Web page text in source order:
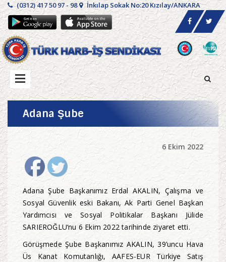
(0312) 417 50 97 - 98 İnkılap Sokak No:20 Kızılay/ANKARA
Adana Şube
6 Ekim 2022
Adana Şube Başkanımız Erdal AKALIN, Çalışma ve
Sosyal Güvenlik eski Bakanı, Ak Parti Genel Başkan
Yardımcısı ve Sosyal Politikalar Başkanı Jülide
SARIEROĞLU‘nu 6 Ekim 2022 tarihinde ziyaret etti.
Görüşmede Şube Başkanımız AKALIN, 39’uncu Hava
Üs Kanat Komutanlığı, AAFES-EUR Türkiye Satış